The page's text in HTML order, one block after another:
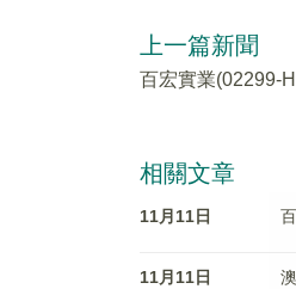
上一篇新聞
百宏實業(02299-
相關文章
11月11日
11月11日